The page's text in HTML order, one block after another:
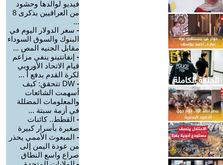
فيديو لوالدها وحشود
من العراقيين بذكرى 8
...
- سعر الدولار اليوم في
البنوك والسوق السوداء
مقابل الجنيه المص ...
- إنفانتينو ينفي مزاعم
قيام الاتحاد الأوروبي
لكرة القدم بدفع أ ...
-
DW تتحقق: كيف
أسهمت الشائعات
والمعلومات المضللة
في أزمة سبتة ...
- القطط.. كائنات
صغيرة بأسرار كبيرة
- المبعوث الأممي يحذر
من عودة اليمن إلى
صراع واسع النطاق